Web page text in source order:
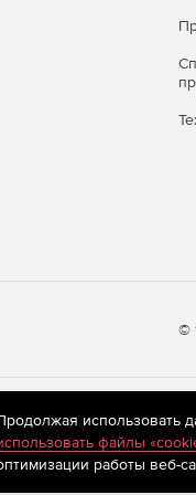
©
store.softline.ru
относящихся
использовать
файлы
работы веб-